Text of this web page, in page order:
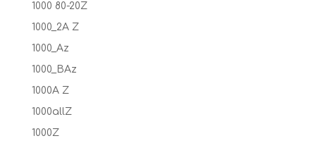
1000 80-20Z
1000_2A Z
1000_Az
1000_BAz
1000A Z
1000allZ
1000Z